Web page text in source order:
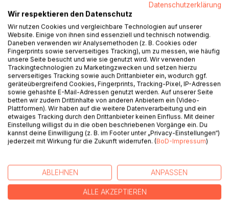
Gregor gar nicht wirklich zusammenpassen. Dennoch
beharrt er darauf, dass er glücklich ist, wie es gerade ist.
Erst, als sein guter Freund Ronny ihn mit einem Trick dazu
bringt, sich selbst seine Gefühle einzugestehen, sieht er
ein, dass er so nicht weitermachen kann. Er trennt sich
kurzerhand von Gregor und kommt wieder mit Tino
zusammen. Sie erleben ein paar schöne Tage, bei denen
Tino Robin unter anderen wieder in sein ehemaliges
Theater führt. Es soll seine alte Schauspielleidenschaft
wieder entflammen, Robin bleibt jedoch unsicher.
Robins Onkel Oskar ist schockiert über diese Trennung. Er
traut Tino nicht und will ihn wieder mit Gregor
zusammenbringen. So erpresst er Tino, damit dieser
Jahren einen kleinen Porno gedreht. Würde Oskar dies
öffentlich machen, könnte er seine Bestellung zum Lehrer
vergessen und die Arbeit der letzten Jahre wäre zu Nichte.
Datenschutzerklärung
Wir respektieren den Datenschutz
Wir nutzen Cookies und vergleichbare Technologien auf unserer
Website. Einige von ihnen sind essenziell und technisch notwendig.
Daneben verwenden wir Analysemethoden (z. B. Cookies oder
Fingerprints sowie serverseitiges Tracking), um zu messen, wie häufig
unsere Seite besucht und wie sie genutzt wird. Wir verwenden
Trackingtechnologien zu Marketingzwecken und setzen hierzu
serverseitiges Tracking sowie auch Drittanbieter ein, wodurch ggf.
geräteübergreifend Cookies, Fingerprints, Tracking-Pixel, IP-Adressen
sowie gehashte E-Mail-Adressen genutzt werden. Auf unserer Seite
betten wir zudem Drittinhalte von anderen Anbietern ein (Video-
Plattformen). Wir haben auf die weitere Datenverarbeitung und ein
etwaiges Tracking durch den Drittanbieter keinen Einfluss. Mit deiner
Einstellung willigst du in die oben beschriebenen Vorgänge ein. Du
kannst deine Einwilligung (z. B. im Footer unter „Privacy-Einstellungen“)
jederzeit mit Wirkung für die Zukunft widerrufen. (BoD-Impressum)
ABLEHNEN ANPASSEN
ALLE AKZEPTIEREN